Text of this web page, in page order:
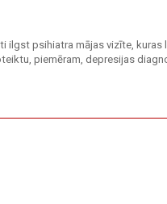
ilgst psihiatra mājas vizīte,
piemēram, depresijas